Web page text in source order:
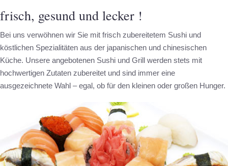
frisch, gesund und lecker !
Bei uns verwöhnen wir Sie mit frisch zubereitetem Sushi und
köstlichen Spezialitäten aus der japanischen und chinesischen
Küche. Unsere angebotenen Sushi und Grill werden stets mit
hochwertigen Zutaten zubereitet und sind immer eine
ausgezeichnete Wahl – egal, ob für den kleinen oder großen Hunger.